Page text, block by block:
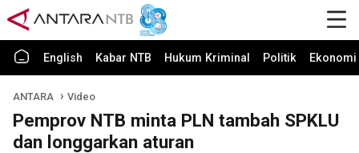
English Kabar NTB Hukum Kriminal Politik
ANTARA Video
Pemprov NTB minta PLN tambah SPKLU
dan longgarkan aturan